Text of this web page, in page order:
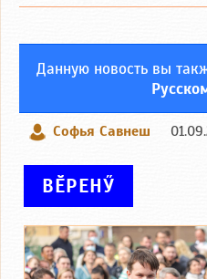
Данную новость вы
Софья Савнеш
ВӖРЕНӲ